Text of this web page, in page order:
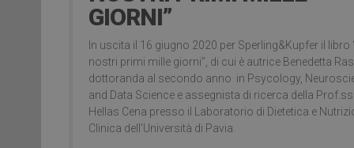
GIORNI”
In uscita il 16 giugno 2020 per Sperling&Kupfer il libro
nostri primi mille giorni”, di cui è autrice Benedetta
dottoranda al secondo anno in Psycology,
and Data Science e assegnista di ricerca della
Hellas Cena presso il Laboratorio di Dietetica e
Clinica dell’Università di Pavia.